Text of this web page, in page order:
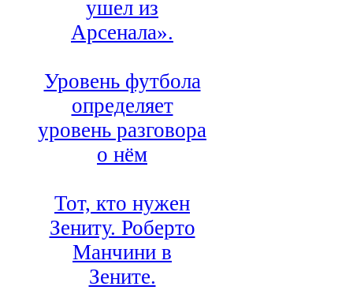
ушел из
Арсенала».
Уровень футбола
определяет
уровень разговора
о нём
Тот, кто нужен
Зениту. Роберто
Манчини в
Зените.